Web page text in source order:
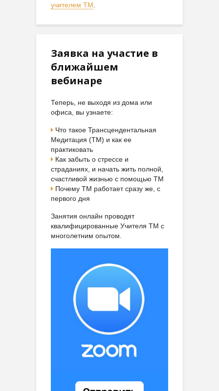
учителем ТМ
Заявка на участие в
ближайшем
вебинаре
Теперь, не выходя из дома или
офиса, вы узнаете:
Что такое Трансцендентальная
Медитация (ТМ) и как ее
практиковать
Как забыть о стрессе и
страданиях, и начать жить полной,
счастливой жизнью с помощью ТМ
Почему ТМ работает сразу же, с
первого дня
Занятия онлайн проводят
квалифицированные Учителя ТМ с
многолетним опытом.